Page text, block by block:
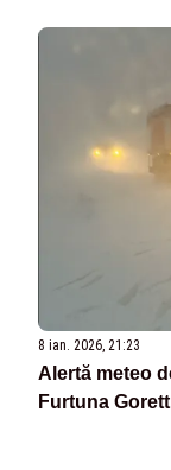
8 ian. 2026, 21:23
Alertă meteo
Furtuna